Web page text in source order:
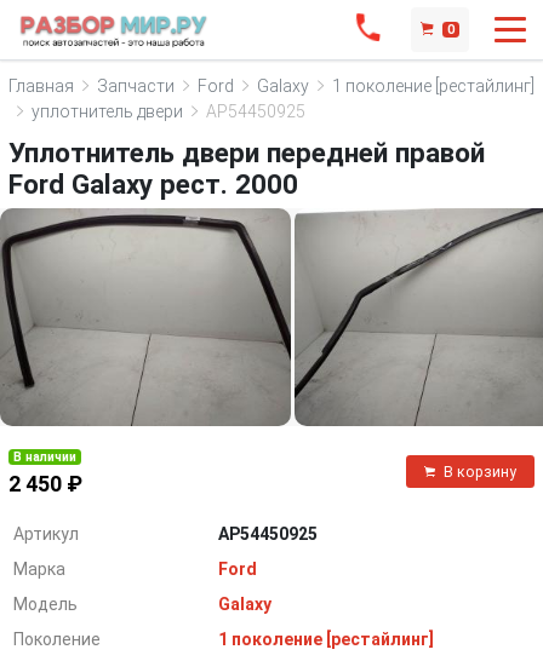
0
Главная Запчасти Ford Galaxy
1 поколение [рестайлинг]
уплотнитель двери
AP54450925
Уплотнитель двери передней правой
Ford Galaxy рест. 2000
В наличии
2 450 ₽
В корзину
Артикул
AP54450925
Марка
Ford
Модель
Galaxy
Поколение
1 поколение [рестайлинг]